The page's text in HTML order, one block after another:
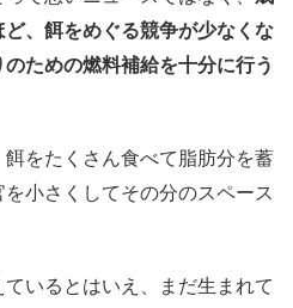
、餌をめぐる競争が少なくな
ための燃料補給を十分に行う
をたくさん食べて脂肪分を蓄
小さくしてその分のスペース
いるとはいえ、まだ生まれて